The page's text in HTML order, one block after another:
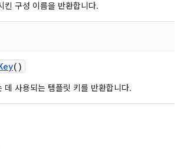
킨 구성 이름을 반환합니다.
()
데 사용되는 템플릿 키를 반환합니다.